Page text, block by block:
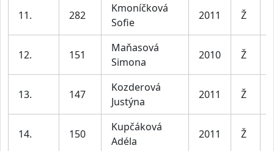
11. 282
Kmoníčková
Sofie
2011 Ž
12. 151
Maňasová
Simona
2010 Ž
13. 147
Kozderová
Justýna
2011 Ž
14. 150
Kupčáková
Adéla
2011 Ž